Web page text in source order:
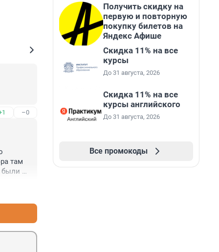
–0
там
были
Получить скидку на
первую и повторную
покупку билетов на
Яндекс Афише
Скидка 11% на все
курсы
До 31 августа, 2026
Скидка 11% на все
курсы английского
До 31 августа, 2026
Все промокоды